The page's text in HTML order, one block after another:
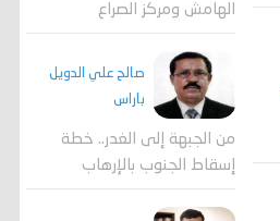
الهامش ومركز الصراع
صالح علي الدويل
باراس
من الجبهة إلى الغدر.. خطة
إسقاط الجنوب بالإرهاب